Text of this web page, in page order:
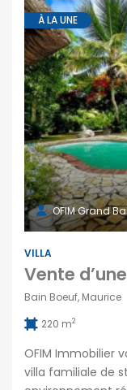
À LA UNE
OFIM Grand
VILLA
Bain Boeuf, Maurice
220 m2
OFIM Immobilier
villa familiale de